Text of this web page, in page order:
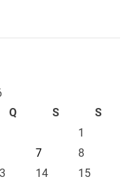
Q S
S
1
7
8
14
15